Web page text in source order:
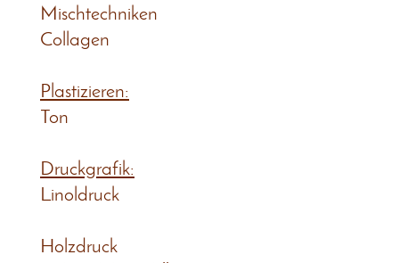
Mischtechniken
Collagen
Plastizieren:
Ton
Druckgrafik:
Linoldruck
Holzdruck